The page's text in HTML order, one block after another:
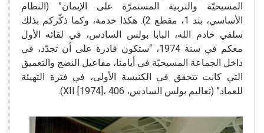
المسيحيّة والتربية المستمرّة على الإيمان” (النظام
الأساسي، بند 1، مقطع 2). هكذا خدمة، وكما ذكّركم بذلك
سلفي خادم الله، البابا بولس السادس، في لقائه الأول
معكم في سنة 1974، “ستكون قادرة على أن تجدّد، في
داخل الجماعة المسيحيّة في أيامنا، مفاعيل النضج والتعميق
التي كانت تتحقق في الكنيسة الأولى، في فترة التهيئة
للعماد” (تعاليم بولس السادس، XII [1974]، 406).